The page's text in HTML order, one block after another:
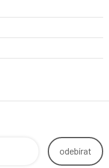
odebírat